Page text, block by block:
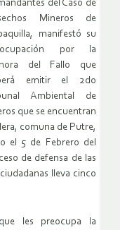
del Caso de
Mineros de
manifestó su
por la
del Fallo que
emitir el 2do
Ambiental de
que se encuentran
comuna de Putre,
el 5 de Febrero del
de defensa de las
lleva cinco
les preocupa la